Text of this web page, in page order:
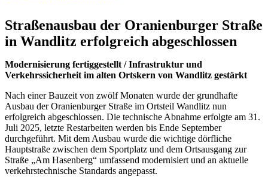
Straßenausbau der Oranienburger Straße
in Wandlitz erfolgreich abgeschlossen
Modernisierung fertiggestellt / Infrastruktur und
Verkehrssicherheit im alten Ortskern von Wandlitz gestärkt
Nach einer Bauzeit von zwölf Monaten wurde der grundhafte
Ausbau der Oranienburger Straße im Ortsteil Wandlitz nun
erfolgreich abgeschlossen. Die technische Abnahme erfolgte am 31.
Juli 2025, letzte Restarbeiten werden bis Ende September
durchgeführt. Mit dem Ausbau wurde die wichtige dörfliche
Hauptstraße zwischen dem Sportplatz und dem Ortsausgang zur
Straße „Am Hasenberg“ umfassend modernisiert und an aktuelle
verkehrstechnische Standards angepasst.